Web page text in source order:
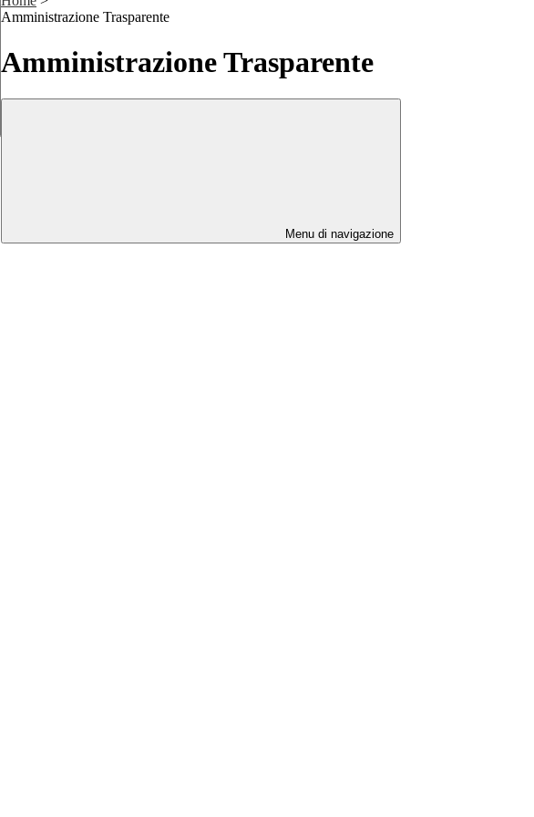
Amministrazione Trasparente
Amministrazione Trasparente
Menu di navigazione